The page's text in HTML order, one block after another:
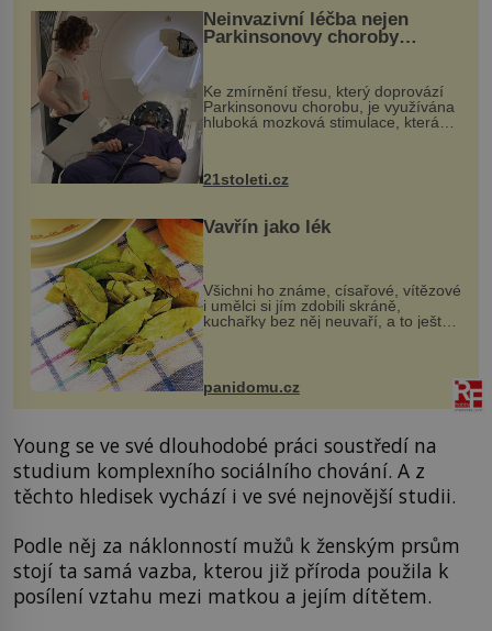
Neinvazivní léčba nejen
Parkinsonovy choroby
Ke zmírnění třesu, který doprovází
Parkinsonovu chorobu, je využívána
hluboká mozková stimulace, která
však vyžaduje vysoce invazivní
k dostatečně přesnému zacílení ...
21stoleti.cz
Vavřín jako lék
Všichni ho známe, císařové, vítězové
i umělci si jím zdobili skráně,
kuchařky bez něj neuvaří, a to ještě
nevíte, že bobkový list může výrazně
zmírnit některé naše neduhy.
Obsahuje v malém množství ně...
panidomu.cz
Young se ve své dlouhodobé práci soustředí na
studium komplexního sociálního chování. A z
těchto hledisek vychází i ve své nejnovější studii.
Podle něj za náklonností mužů k ženským prsům
stojí ta samá vazba, kterou již příroda použila k
posílení vztahu mezi matkou a jejím dítětem.